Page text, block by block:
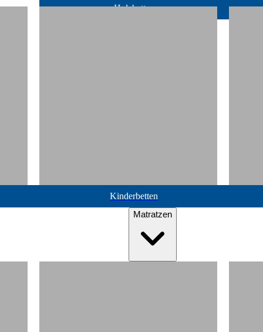
Holzbetten
Kinderbetten
Matratzen